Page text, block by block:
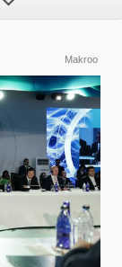
Makroo